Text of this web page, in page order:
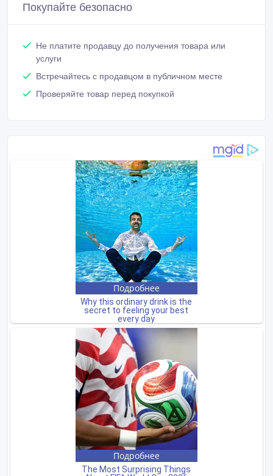
Покупайте безопасно
Не платите продавцу до получения товара или
услуги
Встречайтесь с продавцом в публичном месте
Проверяйте товар перед покупкой